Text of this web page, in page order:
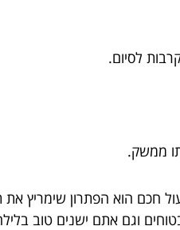
לסיום.
ממשק.
חכם הוא הפתרון שימריץ את
וגם אתם ישנים טוב